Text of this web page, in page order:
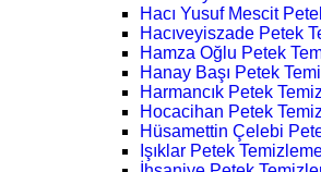
Hacı Yusuf Mescit
Hacıveyiszade Petek
Hamza Oğlu Petek
Hanay Başı Petek
Harmancık Petek
Hocacihan Petek
Hüsamettin Çelebi
Işıklar Petek